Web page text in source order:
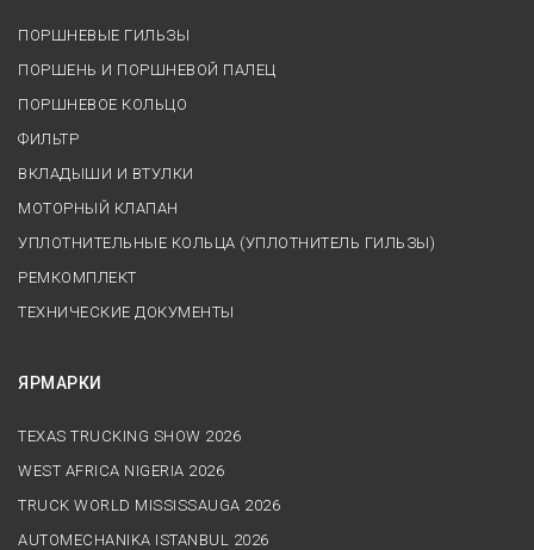
ПОРШНЕВЫЕ ГИЛЬЗЫ
ПОРШЕНЬ И ПОРШНЕВОЙ ПАЛЕЦ
ПОРШНЕВОЕ КОЛЬЦО
ФИЛЬТР
ВКЛАДЫШИ И ВТУЛКИ
МОТОРНЫЙ КЛАПАН
УПЛОТНИТЕЛЬНЫЕ КОЛЬЦА (УПЛОТНИТЕЛЬ ГИЛЬЗЫ)
РЕМКОМПЛЕКТ
ТЕХНИЧЕСКИЕ ДОКУМЕНТЫ
ЯРМАРКИ
TEXAS TRUCKING SHOW 2026
WEST AFRICA NIGERIA 2026
TRUCK WORLD MISSISSAUGA 2026
AUTOMECHANIKA ISTANBUL 2026